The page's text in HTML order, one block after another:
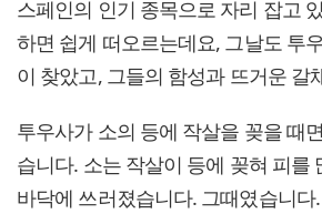
스페인의 인기 종목으로 자리 잡고
하면 쉽게 떠오르는데요, 그날도 투
이 찾았고, 그들의 함성과 뜨거운 갈
투우사가 소의 등에 작살을 꽂을 때
습니다. 소는 작살이 등에 꽂혀 피를
바닥에 쓰러졌습니다. 그때였습니